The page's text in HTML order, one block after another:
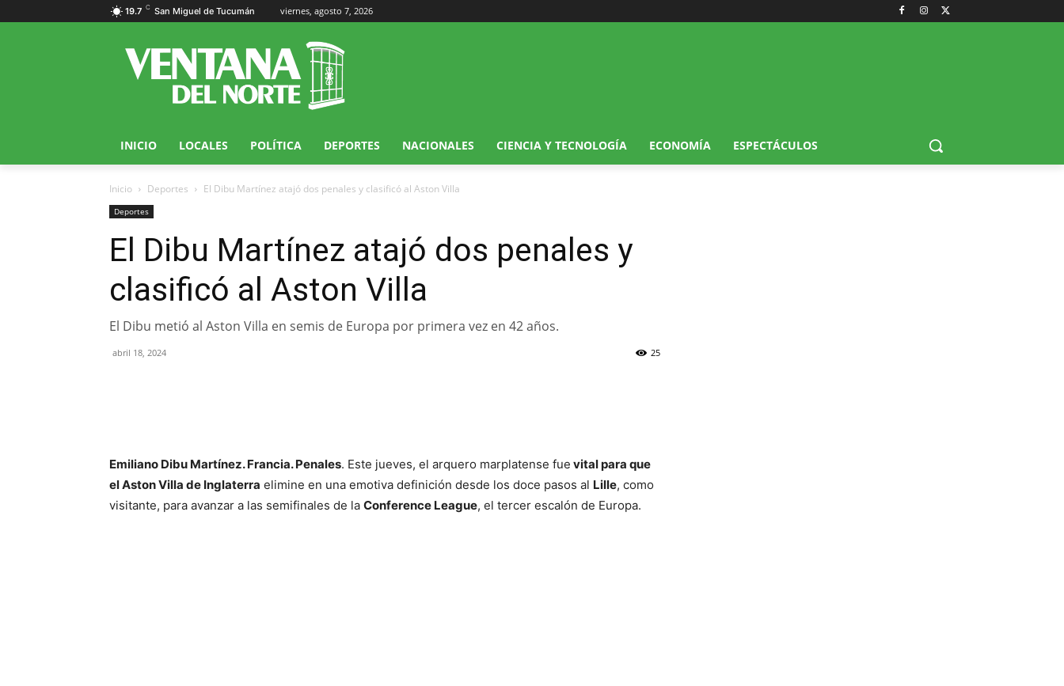
19.7 C San Miguel de Tucumán viernes, agosto 7, 2026
INICIO LOCALES POLÍTICA DEPORTES NACIONALES CIENCIA Y TECNOLOGÍA ECONOMÍA ESPECTÁCULOS
Inicio Deportes El Dibu Martínez atajó dos penales y clasificó al Aston Villa
Deportes
El Dibu Martínez atajó dos penales y
clasificó al Aston Villa
El Dibu metió al Aston Villa en semis de Europa por primera vez en 42 años.
abril 18, 2024 25
Emiliano Dibu Martínez. Francia. Penales. Este jueves, el arquero marplatense fue vital para que
el Aston Villa de Inglaterra elimine en una emotiva definición desde los doce pasos al Lille, como
visitante, para avanzar a las semifinales de la Conference League, el tercer escalón de Europa.